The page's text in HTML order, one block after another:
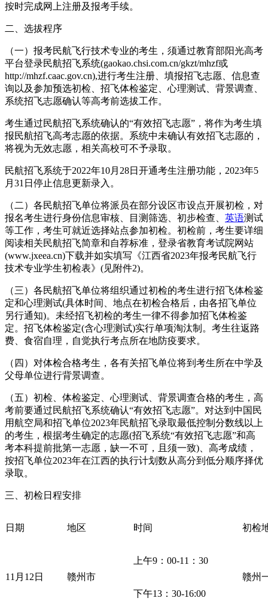
按时完成网上注册及报考手续。
二、选拔程序
（一）报考民航飞行技术专业的考生，须通过教育部阳光高考
平台登录民航招飞系统(gaokao.chsi.com.cn/gkzt/mhzf或
http://mhzf.caac.gov.cn),进行考生注册、填报招飞志愿、信息查
询以及参加预选初检、招飞体检鉴定、心理测试、背景调查、
系统招飞志愿确认等高考前选拔工作。
考生通过民航招飞系统确认的“有效招飞志愿”，将作为考生填
报民航招飞高考志愿的依据。系统中未确认有效招飞志愿的，
将视为无效志愿，相关高校可不予录取。
民航招飞系统于2022年10月28日开通考生注册功能，2023年5
月31日停止信息更新录入。
（二）各民航招飞单位将派员在部分设区市设点开展初检，对
报名考生进行身份信息审核、目测筛选、初步检查、 英语测试
等工作，考生可就近选择站点参加初检。初检前，考生要详细
阅读相关民航招飞简章和自荐标准，登录省教育考试院网站
(www.jxeea.cn)下载并如实填写《江西省2023年报考民航飞行
技术专业学生初检表》(见附件2)。
（三）各民航招飞单位将组织通过初检的考生进行招飞体检鉴
定和心理测试(具体时间、地点在初检合格后，由各招飞单位
另行通知)。未经招飞初检的考生一律不得参加招飞体检鉴
定。招飞体检鉴定(含心理测试)实行单项淘汰制。考生往返路
费、食宿自理，自觉执行考点所在地防疫要求。
（四）对体检合格考生，各有关招飞单位将到考生所在中学及
父母单位进行背景调查。
（五）初检、体检鉴定、心理测试、背景调查合格的考生，高
考前要通过民航招飞系统确认“有效招飞志愿”。对达到中国民
用航空局和招飞单位2023年民航招飞录取最低控制分数线以上
的考生，根据考生确定的志愿(招飞系统“有效招飞志愿”和高
考本科提前批第一志愿，缺一不可，且须一致)、高考成绩，
按招飞单位2023年在江西的执行计划数从高分到低分顺序择优
录取。
三、初检日程安排
日期 地区 时间 初检
11月12日 赣州市
上午9：00-11：30
赣州
下午13：30-16:00